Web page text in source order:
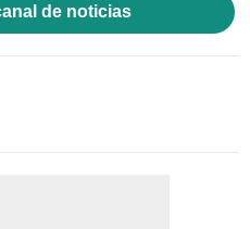
de noticias